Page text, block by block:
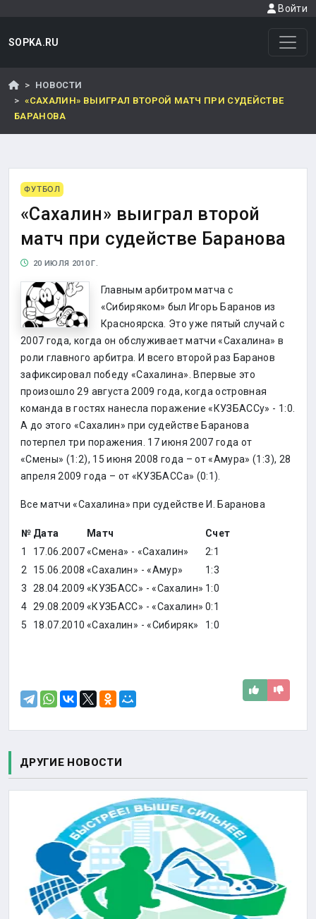
Войти
SOPKA.RU
НОВОСТИ
«САХАЛИН» ВЫИГРАЛ ВТОРОЙ МАТЧ ПРИ СУДЕЙСТВЕ
БАРАНОВА
ФУТБОЛ
«Сахалин» выиграл второй
матч при судействе Баранова
20 ИЮЛЯ 2010 Г.
Главным арбитром матча с
«Сибиряком» был Игорь Баранов из
Красноярска. Это уже пятый случай с
2007 года, когда он обслуживает матчи «Сахалина» в
роли главного арбитра. И всего второй раз Баранов
зафиксировал победу «Сахалина». Впервые это
произошло 29 августа 2009 года, когда островная
команда в гостях нанесла поражение «КУЗБАССу» - 1:0.
А до этого «Сахалин» при судействе Баранова
потерпел три поражения. 17 июня 2007 года от
«Смены» (1:2), 15 июня 2008 года – от «Амура» (1:3), 28
апреля 2009 года – от «КУЗБАССа» (0:1).
Все матчи «Сахалина» при судействе И. Баранова
№ Дата Матч
Счет
1
17.06.2007«Смена» - «Сахалин»
2:1
2
15.06.2008 «Сахалин» - «Амур»
1:3
3
28.04.2009 «КУЗБАСС» - «Сахалин» 1:0
4 29.08.2009 «КУЗБАСС» - «Сахалин» 0:1
5
18.07.2010 «Сахалин» - «Сибиряк» 1:0
ДРУГИЕ НОВОСТИ